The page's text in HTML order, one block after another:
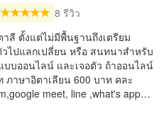
8 รีวิว
ลี ตั้งแต่ไม่มีพื้นฐานถึงเตรียม
วไปแลกเปลี่ยน หรือ สนทนาสำหรับ
บออนไลน์ และเจอตัว ถ้าออนไลน์
ภาษาอิตาเลียน 600 บาท คละ
meet, line ,what's app…